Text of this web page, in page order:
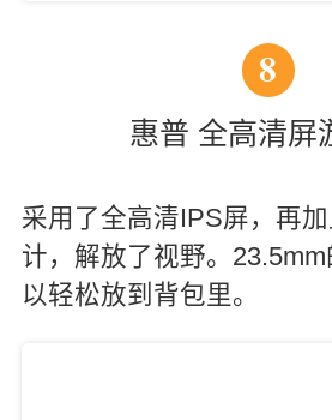
8
惠普 全高清屏
采用了全高清IPS屏，再
计，解放了视野。
以轻松放到背包里。